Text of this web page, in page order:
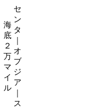
海
底
２
万
マ
イ
ル
セ
ン
タ
オ
ブ
ジ
ア
ス